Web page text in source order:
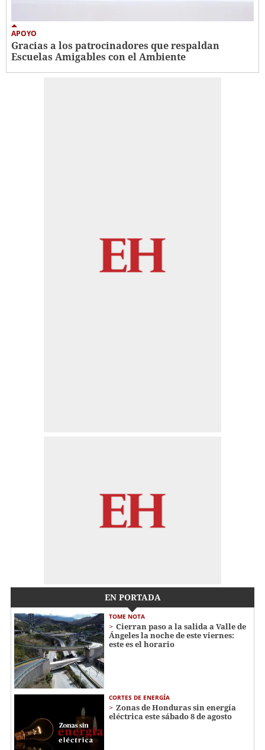
APOYO
Gracias a los patrocinadores que respaldan
Escuelas Amigables con el Ambiente
EN PORTADA
TOME NOTA
Cierran paso a la salida a Valle de
Ángeles la noche de este viernes:
este es el horario
CORTES DE ENERGÍA
Zonas de Honduras sin energía
eléctrica este sábado 8 de agosto